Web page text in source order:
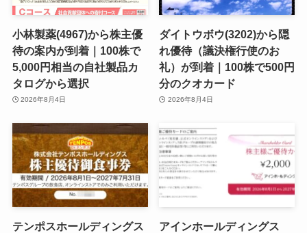
小林製薬(4967)から株主優
待の案内が到着｜100株で
5,000円相当の自社製品カ
タログから選択
2026年8月4日
ダイトウボウ(3202)から隠
れ優待（議決権行使のお
礼）が到着｜100株で500円
分のクオカード
2026年8月4日
テンポスホールディングス
アインホールディングス